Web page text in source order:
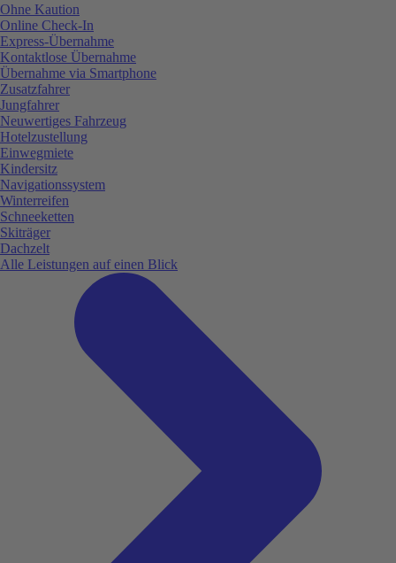
Ohne Kaution
Online Check-In
Express-Übernahme
Kontaktlose Übernahme
Übernahme via Smartphone
Zusatzfahrer
Jungfahrer
Neuwertiges Fahrzeug
Hotelzustellung
Einwegmiete
Kindersitz
Navigationssystem
Winterreifen
Schneeketten
Skiträger
Dachzelt
Alle Leistungen auf einen Blick